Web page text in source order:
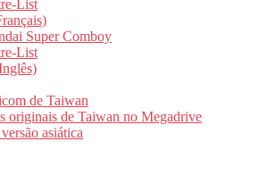
List
Super Comboy
List
de Taiwan
originais de Taiwan no Megadrive
asiática